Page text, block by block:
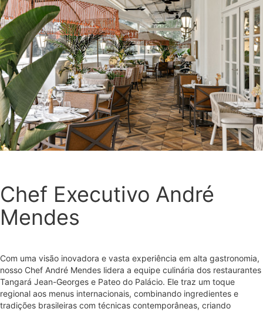
Chef Executivo André
Mendes
Com uma visão inovadora e vasta experiência em alta gastronomia,
nosso Chef André Mendes lidera a equipe culinária dos restaurantes
Tangará Jean-Georges e Pateo do Palácio. Ele traz um toque
regional aos menus internacionais, combinando ingredientes e
tradições brasileiras com técnicas contemporâneas, criando